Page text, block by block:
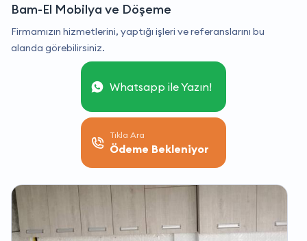
Bam-El Mobilya ve Döşeme
Firmamızın hizmetlerini, yaptığı işleri ve referanslarını bu
alanda görebilirsiniz.
Whatsapp ile Yazın!
Tıkla Ara
Ödeme Bekleniyor